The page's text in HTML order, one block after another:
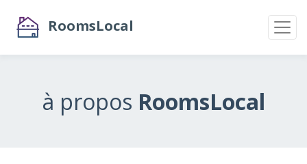
RoomsLocal
à propos RoomsLocal